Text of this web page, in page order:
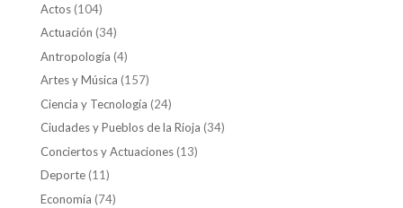
Actos(104)
Actuación (34)
Antropología (4)
Artes y Música (157)
Ciencia y Tecnología (24)
Ciudades y Pueblos de la Rioja (34)
Conciertos y Actuaciones(13)
Deporte(11)
Economía (74)